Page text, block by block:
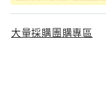
大量採購團購專區